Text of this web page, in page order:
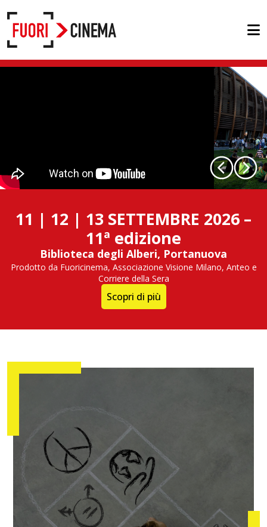
11 | 12 | 13 SETTEMBRE 2026 –
11ª edizione
Biblioteca degli Alberi, Portanuova
Prodotto da Fuoricinema, Associazione Visione Milano, Anteo e
Corriere della Sera
Scopri di più